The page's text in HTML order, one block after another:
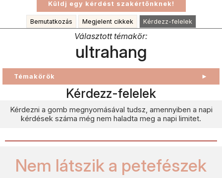
Bemutatkozás Megjelent cikkek Kérdezz-felelek
Választott témakör:
ultrahang
Témakörök ►
Kérdezz-felelek
Kérdezni a gomb megnyomásával tudsz, amennyiben a napi
kérdések száma még nem haladta meg a napi limitet.
Nem látszik a petefészek